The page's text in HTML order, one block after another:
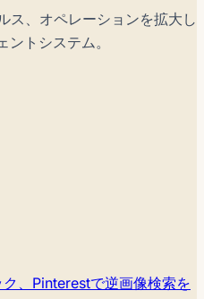
ス、オペレーションを拡大し
トシステム。
、Pinterestで逆画像検索を